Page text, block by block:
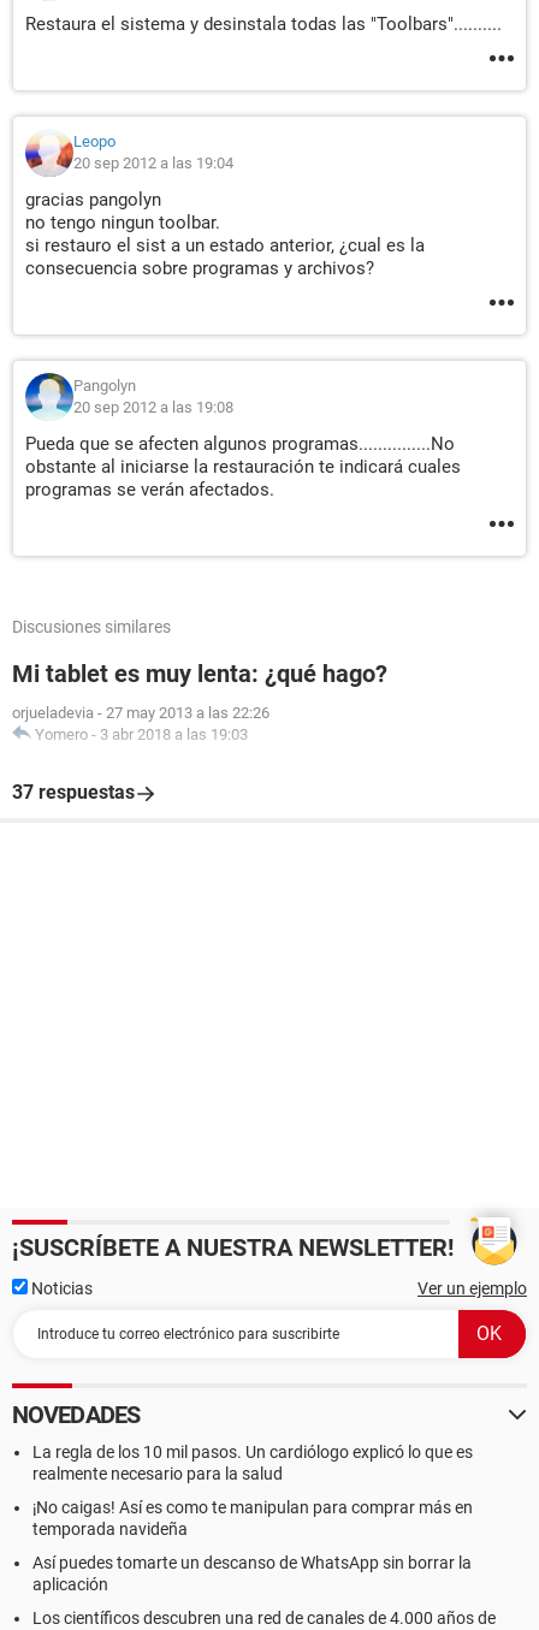
Restaura el sistema y desinstala todas las "Toolbars"..........
Leopo
20 sep 2012 a las 19:04
gracias pangolyn
no tengo ningun toolbar.
si restauro el sist a un estado anterior, ¿cual es la
consecuencia sobre programas y archivos?
Pangolyn
20 sep 2012 a las 19:08
Pueda que se afecten algunos programas...............No
obstante al iniciarse la restauración te indicará cuales
programas se verán afectados.
Discusiones similares
Mi tablet es muy lenta: ¿qué hago?
orjueladevia - 27 may 2013 a las 22:26
Yomero - 3 abr 2018 a las 19:03
37 respuestas
¡SUSCRÍBETE A NUESTRA NEWSLETTER!
Noticias Ver un ejemplo
NOVEDADES
La regla de los 10 mil pasos. Un cardiólogo explicó lo que es
realmente necesario para la salud
¡No caigas! Así es como te manipulan para comprar más en
temporada navideña
Así puedes tomarte un descanso de WhatsApp sin borrar la
aplicación
Los científicos descubren una red de canales de 4.000 años de